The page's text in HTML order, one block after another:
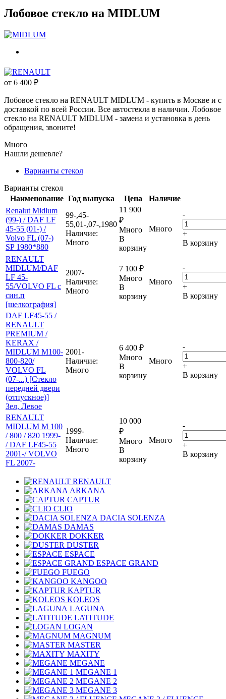
Лобовое стекло на MIDLUM
от 6 400 ₽
Лобовое стекло на RENAULT MIDLUM - купить в Москве и с
доставкой по всей России. Все автостекла в наличии. Лобовое
стекло на RENAULT MIDLUM - замена и установка в день
обращения, звоните!
Много
Нашли дешевле?
Варианты стекол
Варианты стекол
Наименование Год выпуска Цена
Наличие
Renalut Midlum
(99-) / DAF LF
45-55 (01-) /
Volvo FL (07-)
SP 1980*880
99-,45-
55,01-,07-,1980
Наличие:
Много
11 900
₽
Много
В
корзину
Много
-
+
В корзину
RENAULT
MIDLUM/DAF
LF 45-
55/VOLVO FL с
син.п
[шелкография]
2007-
Наличие:
Много
7 100 ₽
Много
В
корзину
Много
-
+
В корзину
DAF LF45-55 /
RENAULT
PREMIUM /
KERAX /
MIDLUM M100-
800-820/
VOLVO FL
(07-...) [Стекло
передней двери
(отпускное)]
Зел, Левое
2001-
Наличие:
Много
6 400 ₽
Много
В
корзину
Много
-
+
В корзину
RENAULT
MIDLUM M 100
/ 800 / 820 1999-
/ DAF LF45-55
2001-/ VOLVO
FL 2007-
1999-
Наличие:
Много
10 000
₽
Много
В
корзину
Много
-
+
В корзину
RENAULT
ARKANA
CAPTUR
CLIO
DACIA SOLENZA
DAMAS
DOKKER
DUSTER
ESPACE
ESPACE GRAND
FUEGO
KANGOO
KAPTUR
KOLEOS
LAGUNA
LATITUDE
LOGAN
MAGNUM
MASTER
MAXITY
MEGANE
MEGANE 1
MEGANE 2
MEGANE 3